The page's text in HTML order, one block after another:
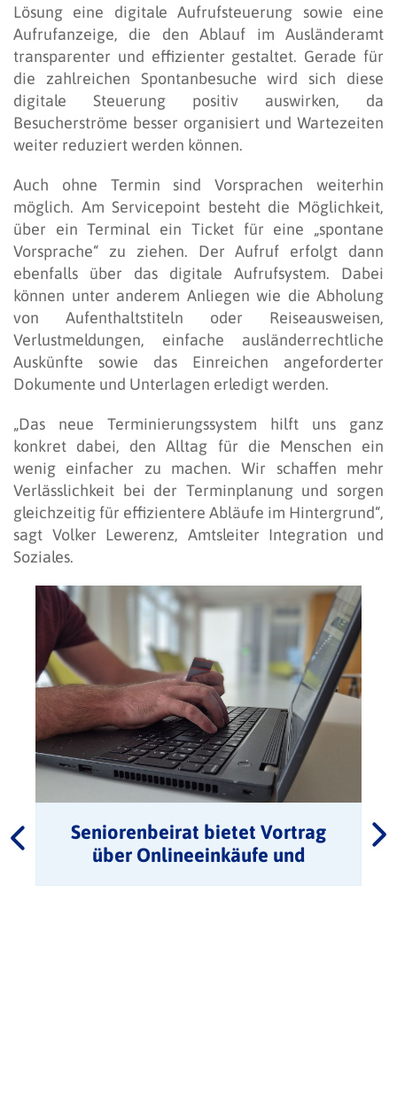
Lösung eine digitale Aufrufsteuerung sowie eine
Aufrufanzeige, die den Ablauf im Ausländeramt
transparenter und effizienter gestaltet. Gerade für
die zahlreichen Spontanbesuche wird sich diese
digitale Steuerung positiv auswirken, da
Besucherströme besser organisiert und Wartezeiten
weiter reduziert werden können.
Auch ohne Termin sind Vorsprachen weiterhin
möglich. Am Servicepoint besteht die Möglichkeit,
über ein Terminal ein Ticket für eine „spontane
Vorsprache“ zu ziehen. Der Aufruf erfolgt dann
ebenfalls über das digitale Aufrufsystem. Dabei
können unter anderem Anliegen wie die Abholung
von Aufenthaltstiteln oder Reiseausweisen,
Verlustmeldungen, einfache ausländerrechtliche
Auskünfte sowie das Einreichen angeforderter
Dokumente und Unterlagen erledigt werden.
„Das neue Terminierungssystem hilft uns ganz
konkret dabei, den Alltag für die Menschen ein
wenig einfacher zu machen. Wir schaffen mehr
Verlässlichkeit bei der Terminplanung und sorgen
gleichzeitig für effizientere Abläufe im Hintergrund“,
sagt Volker Lewerenz, Amtsleiter Integration und
Soziales.
Seniorenbeirat bietet Vortrag
über Onlineeinkäufe und